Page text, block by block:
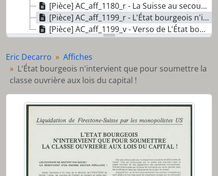
[Pièce] AC_aff_1180_r - La Suisse au secours de l'impérialisme portugais
[Pièce] AC_aff_1199_r - L'État bourgeois n'intervient que pour soumettre la classe ouvrière aux lois du capital !
[Pièce] AC_aff_1199_v - Verso de L'État bourgeois n'intervient que pour soumettre la classe ouvrière aux lois du capital !
Eric Decarro
Affiches
L'État bourgeois n'intervient que pour soumettre la
classe ouvrière aux lois du capital !